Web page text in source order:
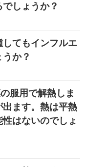
しょうか？
てもインフルエ
か？
服用で解熱しま
出ます。熱は平熱
はないのでしょ